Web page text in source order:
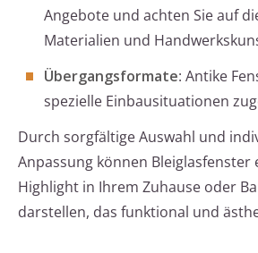
Angebote und achten Sie auf
Materialien und
Übergangsformate: Antike
spezielle Einbausituationen
Durch sorgfältige Auswahl und
Anpassung können Bleiglasfenster
Highlight in Ihrem Zuhause oder
darstellen, das funktional und